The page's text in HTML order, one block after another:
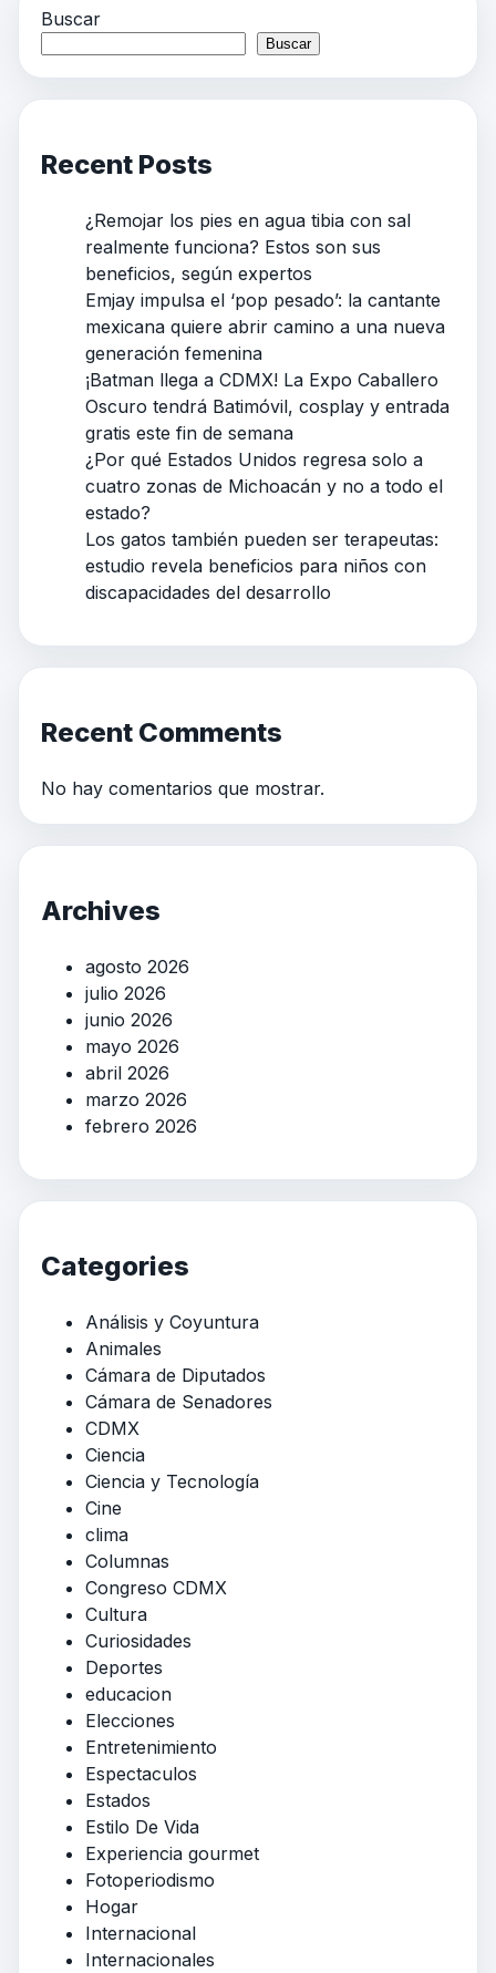
Buscar
Buscar
Recent Posts
¿Remojar los pies en agua tibia con sal
realmente funciona? Estos son sus
beneficios, según expertos
Emjay impulsa el ‘pop pesado’: la cantante
mexicana quiere abrir camino a una nueva
generación femenina
¡Batman llega a CDMX! La Expo Caballero
Oscuro tendrá Batimóvil, cosplay y entrada
gratis este fin de semana
¿Por qué Estados Unidos regresa solo a
cuatro zonas de Michoacán y no a todo el
estado?
Los gatos también pueden ser terapeutas:
estudio revela beneficios para niños con
discapacidades del desarrollo
Recent Comments
No hay comentarios que mostrar.
Archives
agosto 2026
julio 2026
junio 2026
mayo 2026
abril 2026
marzo 2026
febrero 2026
Categories
Análisis y Coyuntura
Animales
Cámara de Diputados
Cámara de Senadores
CDMX
Ciencia
Ciencia y Tecnología
Cine
clima
Columnas
Congreso CDMX
Cultura
Curiosidades
Deportes
educacion
Elecciones
Entretenimiento
Espectaculos
Estados
Estilo De Vida
Experiencia gourmet
Fotoperiodismo
Hogar
Internacional
Internacionales